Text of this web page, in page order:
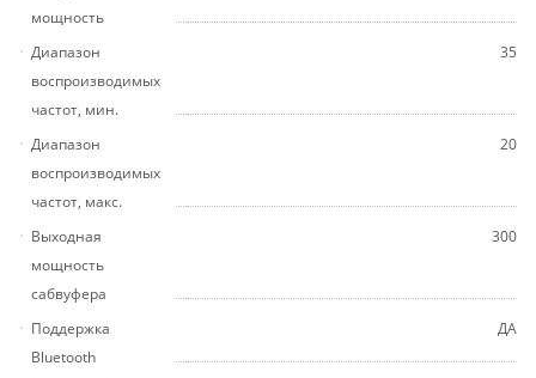
мощность
Диапазон
воспроизводимых
частот, мин.
35
Диапазон
воспроизводимых
частот, макс.
20
Выходная
мощность
сабвуфера
300
Поддержка
Bluetooth
ДА